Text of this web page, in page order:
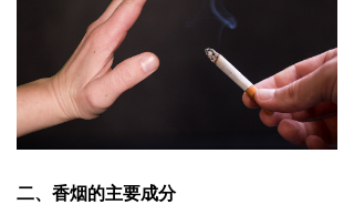
二、香烟的主要成分